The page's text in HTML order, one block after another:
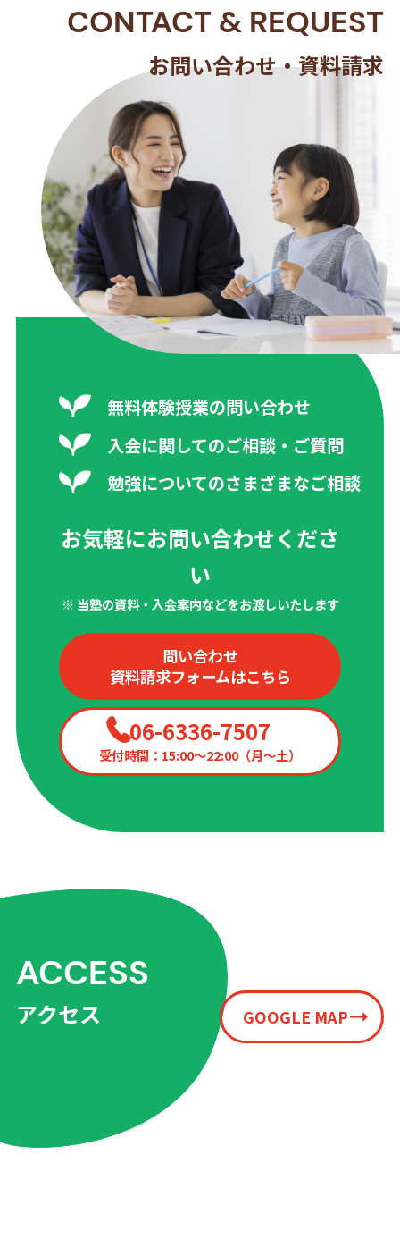
CONTACT & REQUEST
お問い合わせ・資料請求
無料体験授業の問い合わせ
入会に関してのご相談・ご質問
勉強についてのさまざまなご相談
お気軽にお問い合わせくださ
い
※ 当塾の資料・入会案内などをお渡しいたします
問い合わせ
資料請求フォームはこちら
06-6336-7507
受付時間：15:00〜22:00（月〜土）
ACCESS
アクセス GOOGLE MAP